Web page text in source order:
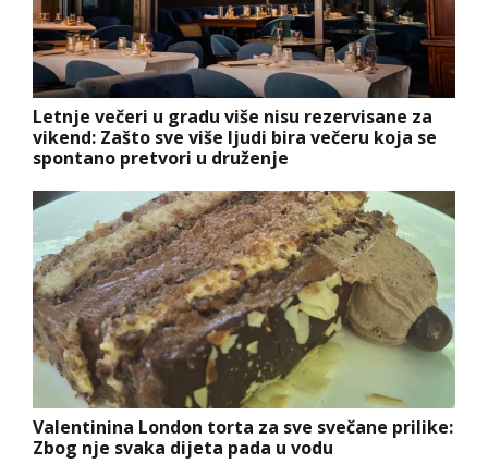
Letnje večeri u gradu više nisu rezervisane za
vikend: Zašto sve više ljudi bira večeru koja se
spontano pretvori u druženje
Valentinina London torta za sve svečane prilike:
Zbog nje svaka dijeta pada u vodu